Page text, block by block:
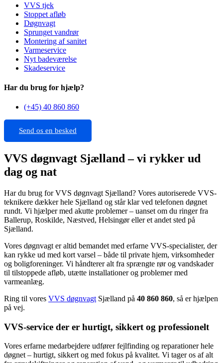
VVS tjek
Stoppet afløb
Døgnvagt
Sprunget vandrør
Montering af sanitet
Varmeservice
Nyt badeværelse
Skadeservice
Har du brug for hjælp?
(+45) 40 860 860
Send os en besked
VVS døgnvagt Sjælland – vi rykker ud
dag og nat
Har du brug for VVS døgnvagt Sjælland? Vores autoriserede VVS-
teknikere dækker hele Sjælland og står klar ved telefonen døgnet
rundt. Vi hjælper med akutte problemer – uanset om du ringer fra
Ballerup, Roskilde, Næstved, Helsingør eller et andet sted på
Sjælland.
Vores døgnvagt er altid bemandet med erfarne VVS-specialister, der
kan rykke ud med kort varsel – både til private hjem, virksomheder
og boligforeninger. Vi håndterer alt fra sprængte rør og vandskader
til tilstoppede afløb, utætte installationer og problemer med
varmeanlæg.
Ring til vores VVS døgnvagt Sjælland på 40 860 860, så er hjælpen
på vej.
VVS-service der er hurtigt, sikkert og professionelt
Vores erfarne medarbejdere udfører fejlfinding og reparationer hele
døgnet – hurtigt, sikkert og med fokus på kvalitet. Vi tager os af alt